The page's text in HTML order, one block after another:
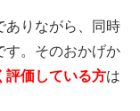
ありながら、同時
す。そのおかげか
評価している方は